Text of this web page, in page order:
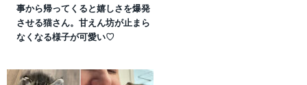
事から帰ってくると嬉しさを爆発
させる猫さん。甘えん坊が止まら
なくなる様子が可愛い♡